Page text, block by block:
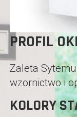
PROFIL
Zaleta
wzornictwo i
KOLORY